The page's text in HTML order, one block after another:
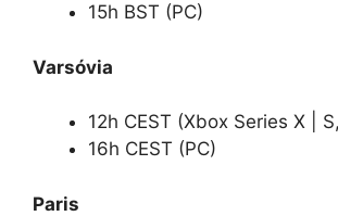
15h BST (PC)
Varsóvia
12h CEST (Xbox Series X |
16h CEST (PC)
Paris